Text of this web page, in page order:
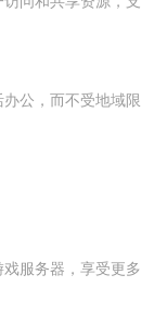
公，而不受地域限
服务器，享受更多